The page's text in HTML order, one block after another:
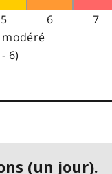
5 6 7
modéré
6)
(un jour).